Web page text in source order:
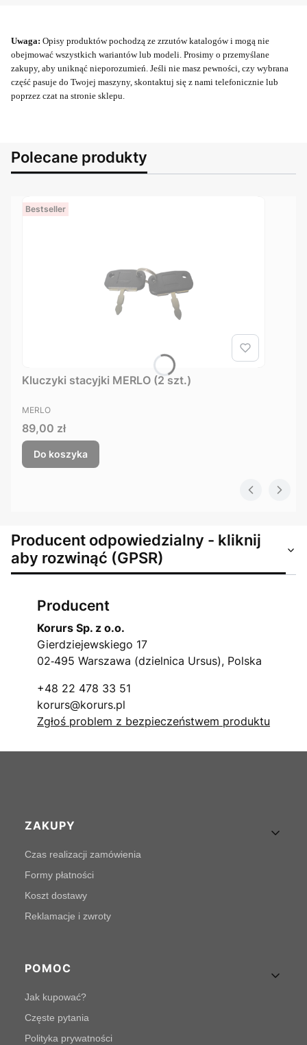
Uwaga: Opisy produktów pochodzą ze zrzutów katalogów i mogą nie
obejmować wszystkich wariantów lub modeli. Prosimy o przemyślane
zakupy, aby uniknąć nieporozumień. Jeśli nie masz pewności, czy wybrana
część pasuje do Twojej maszyny, skontaktuj się z nami telefonicznie lub
poprzez czat na stronie sklepu.
Polecane produkty
Bestseller
Kluczyki stacyjki MERLO (2 szt.)
PRODUCENT
MERLO
Cena
89,00 zł
Do koszyka
Producent odpowiedzialny - kliknij
aby rozwinąć (GPSR)
Producent
Korurs Sp. z o.o.
Gierdziejewskiego 17
02‑495 Warszawa (dzielnica Ursus), Polska
+48 22 478 33 51
korurs@korurs.pl
Zgłoś problem z bezpieczeństwem produktu
Linki w stopce
ZAKUPY
Czas realizacji zamówienia
Formy płatności
Koszt dostawy
Reklamacje i zwroty
POMOC
Jak kupować?
Częste pytania
Polityka prywatności